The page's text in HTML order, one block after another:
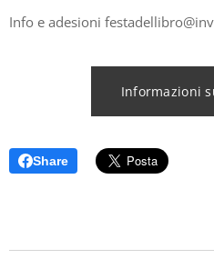
Info e adesioni
Informazioni
Share